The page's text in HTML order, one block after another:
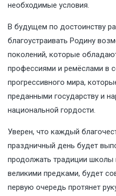
необходимые условия.
В будущем по достоинству
благоустраивать Родину
поколений, которые
профессиями и ремёслами в
прогрессивного мира,
преданными государству и
национальной гордости.
Уверен, что каждый
праздничный день будет
продолжать традиции школы
великими предками, будет
первую очередь протянет